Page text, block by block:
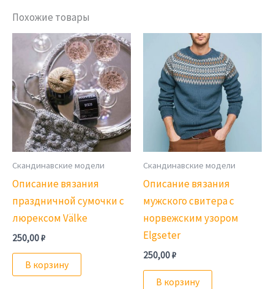
Похожие товары
Скандинавские модели
Описание вязания
праздничной сумочки с
люрексом Välke
250,00₽
В корзину
Скандинавские модели
Описание вязания
мужского свитера с
норвежским узором
Elgseter
250,00₽
В корзину